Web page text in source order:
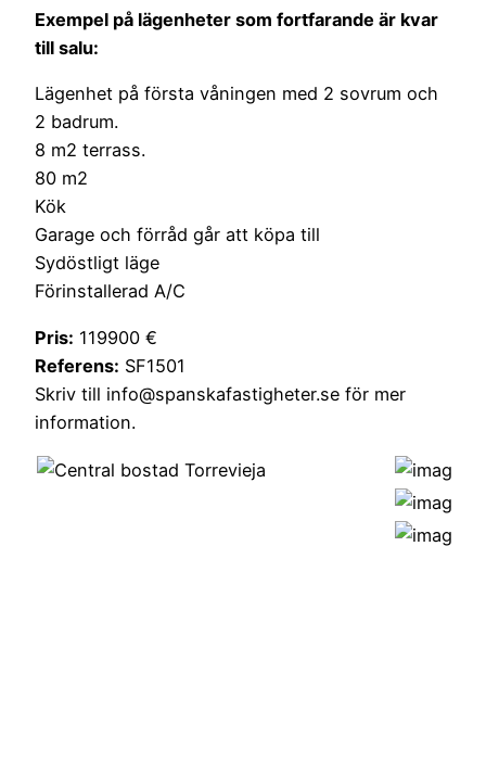
Exempel på lägenheter som fortfarande är kvar
till salu:
Lägenhet på första våningen med 2 sovrum och
2 badrum.
8 m2 terrass.
80 m2
Kök
Garage och förråd går att köpa till
Sydöstligt läge
Förinstallerad A/C
Pris: 119900 €
Referens: SF1501
Skriv till info@spanskafastigheter.se för mer
information.